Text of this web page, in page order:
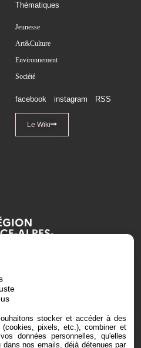
Thématiques
Jeunesse
Art&Culture
Environnement
Société
facebook instagram RSS
Le Wiki
stocker et accéder à des
pixels, etc.), combiner et
données personnelles, qu'elles
nos emails, déjà détenues par